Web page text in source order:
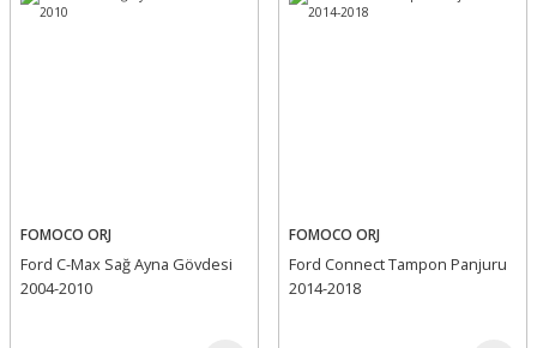
FOMOCO ORJ
Ford C-Max Sağ Ayna Gövdesi
2004-2010
FOMOCO ORJ
Ford Connect Tampon Panjuru
2014-2018